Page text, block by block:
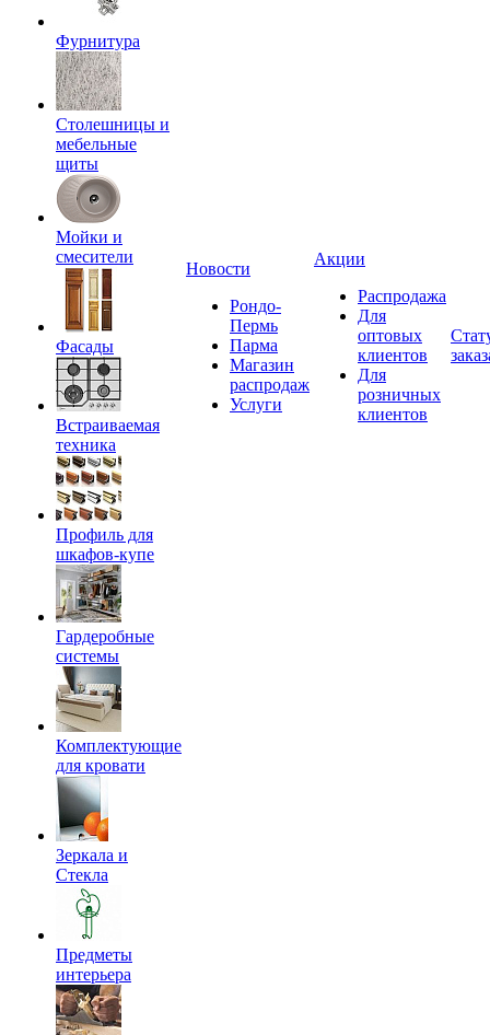
Фурнитура
Столешницы и
мебельные
щиты
Мойки и
смесители
Фасады
Встраиваемая
техника
Профиль для
шкафов-купе
Гардеробные
системы
Комплектующие
для кровати
Зеркала и
Стекла
Предметы
интерьера
Новости
Рондо-
Пермь
Парма
Магазин
распродаж
Услуги
Акции
Распродажа
Для
оптовых
клиентов
Для
розничных
клиентов